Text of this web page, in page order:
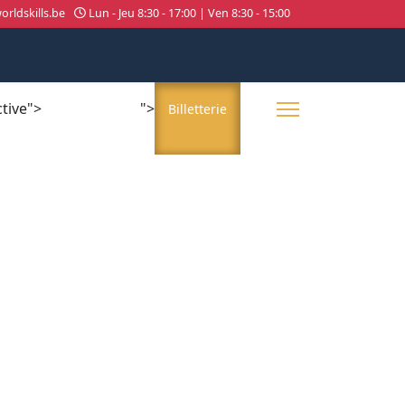
Lun - Jeu 8:30 - 17:00 | Ven 8:30 - 15:00
"> Billetterie